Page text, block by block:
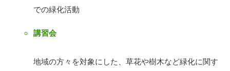
での緑化活動
講習会
地域の方々を対象にした、草花や樹木など緑化に関す